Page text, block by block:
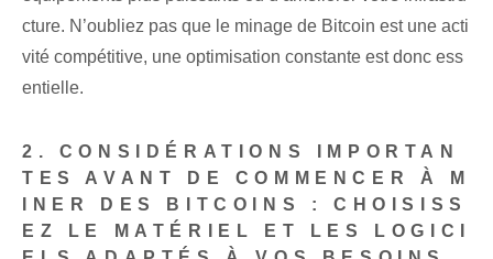
cture. N’oubliez pas que le minage de Bitcoin est une acti
vité compétitive, une optimisation constante est donc ess
entielle.
2. CONSIDÉRATIONS IMPORTAN
TES AVANT DE COMMENCER À M
INER DES BITCOINS :CHOISISS
EZ LE MATÉRIEL ET LES LOGICI